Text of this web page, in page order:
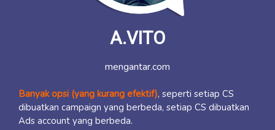
A.VITO
mengantar.com
Banyak opsi (yang kurang efektif), seperti setiap CS
dibuatkan campaign yang berbeda, setiap CS dibuatkan
Ads account yang berbeda.